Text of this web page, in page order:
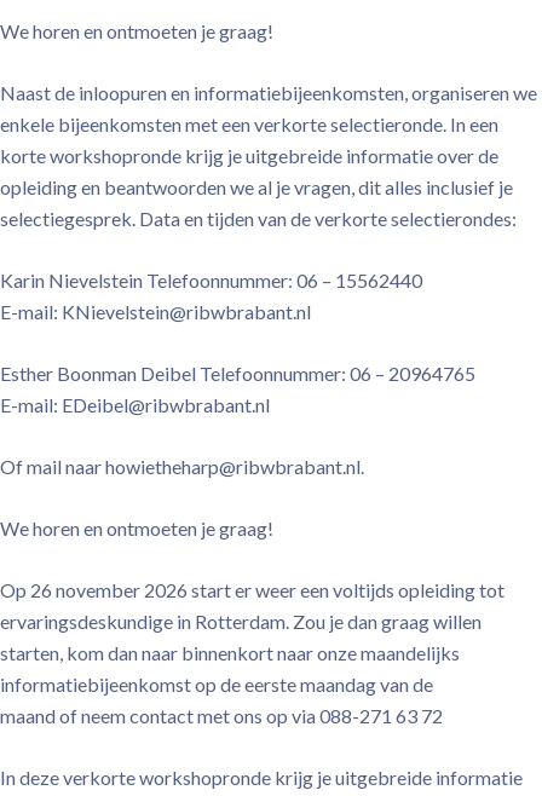
We horen en ontmoeten je graag!
Naast de inloopuren en informatiebijeenkomsten, organiseren we
enkele bijeenkomsten met een verkorte selectieronde. In een
korte workshopronde krijg je uitgebreide informatie over de
opleiding en beantwoorden we al je vragen, dit alles inclusief je
selectiegesprek. Data en tijden van de verkorte selectierondes:
Karin Nievelstein Telefoonnummer: 06 – 15562440
E-mail: KNievelstein@ribwbrabant.nl
Esther Boonman Deibel Telefoonnummer: 06 – 20964765
E-mail: EDeibel@ribwbrabant.nl
Of mail naar howietheharp@ribwbrabant.nl.
We horen en ontmoeten je graag!
Op 26 november 2026 start er weer een voltijds opleiding tot
ervaringsdeskundige in Rotterdam. Zou je dan graag willen
starten, kom dan naar binnenkort naar onze maandelijks
informatiebijeenkomst op de eerste maandag van de
maand of neem contact met ons op via 088-271 63 72
In deze verkorte workshopronde krijg je uitgebreide informatie